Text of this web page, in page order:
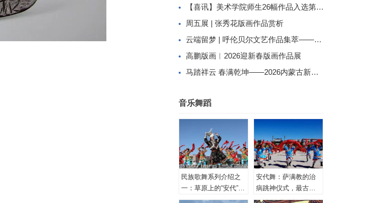
【喜讯】美术学院师生26幅作品入选第二届内蒙古自治区小版画暨藏书票展
周五展 | 张秀花版画作品赏析
云端留梦 | 呼伦贝尔文艺作品集萃——姜识民版画选登
高鹏版画︱2026迎新春版画作品展
马踏祥云 春满乾坤——2026内蒙古新春民间工艺美术线上展（三）
音乐舞蹈
民族歌舞系列介绍之
一：草原上的“安代”和
安代舞
安代舞：萨满教的治
病跳神仪式，最古老
的心理治疗！